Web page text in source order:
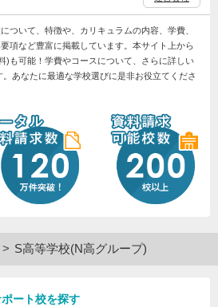
ついて、特徴や、カリキュラムの内容、学費、
項など豊富に掲載しています。本サイト上から
)も可能！学費やコースについて、さらに詳しい
あなたに最適な学校選びに是非お役立てくださ
S高等学校(N高グループ)
ート校を探す